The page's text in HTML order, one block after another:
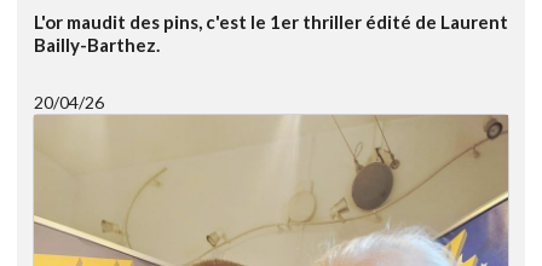
L'or maudit des pins, c'est le 1er thriller édité de Laurent
Bailly-Barthez.
20/04/26